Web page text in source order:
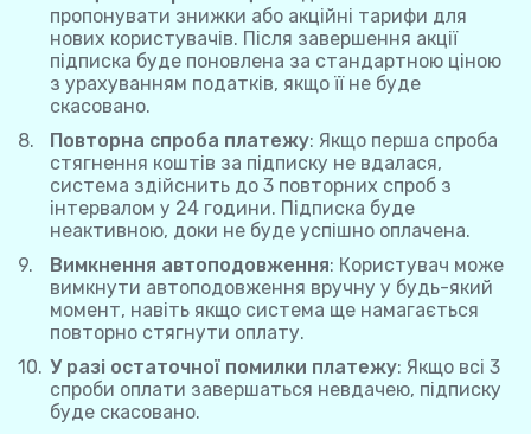
пропонувати знижки або акційні тарифи для
нових користувачів. Після завершення акції
підписка буде поновлена за стандартною ціною
з урахуванням податків, якщо її не буде
скасовано.
Повторна спроба платежу: Якщо перша спроба
стягнення коштів за підписку не вдалася,
система здійснить до 3 повторних спроб з
інтервалом у 24 години. Підписка буде
неактивною, доки не буде успішно оплачена.
Вимкнення автоподовження: Користувач може
вимкнути автоподовження вручну у будь-який
момент, навіть якщо система ще намагається
повторно стягнути оплату.
У разі остаточної помилки платежу: Якщо всі 3
спроби оплати завершаться невдачею, підписку
буде скасовано.